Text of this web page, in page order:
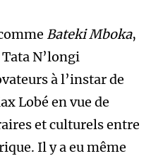
Bateki Mboka,
N’longi
à l’instar de
Lobé en vue de
et culturels entre
Il y a eu même